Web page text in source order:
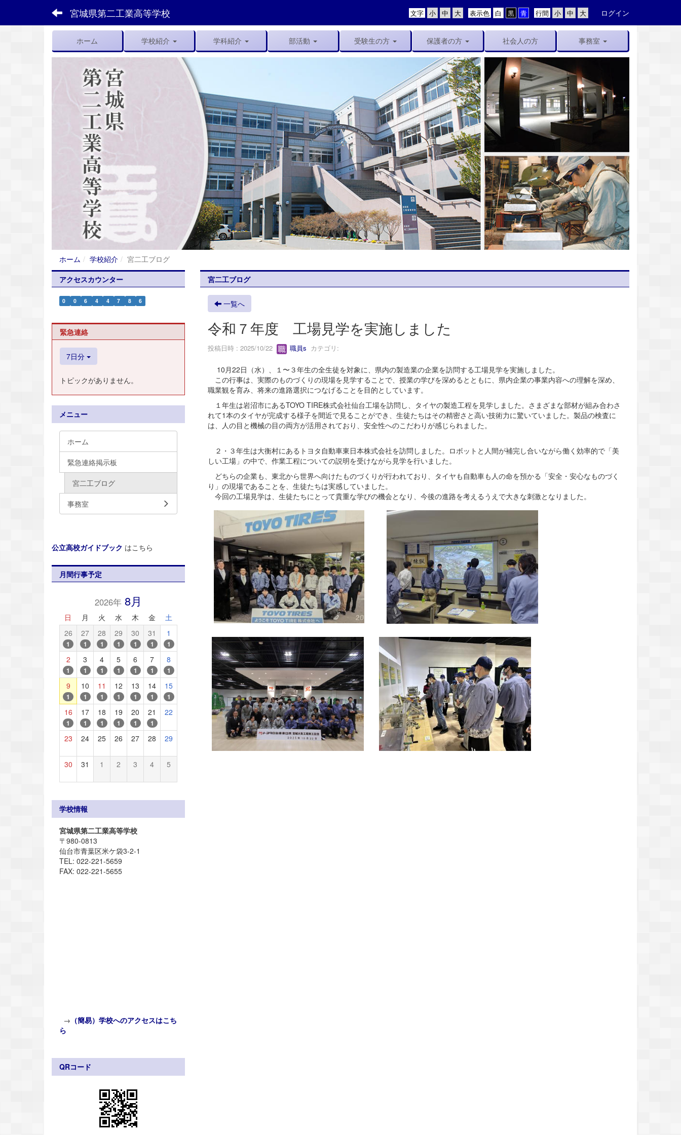
宮城県第二工業高等学校 行間
表示色
文字 ログイン
ホーム 学校紹介 学科紹介 部活動 受験生の方 保護者の方 社会人の方 事務室
ホーム 学校紹介
宮二工ブログ
宮二工ブログ
一覧へ
令和７年度 工場見学を実施しました
投稿日時 : 2025/10/22 職員s カテゴリ:
10月22日（水）、１〜３年生の全生徒を対象に、県内の製造業の企業を訪問する工場見学を実施しました。
この行事は、実際のものづくりの現場を見学することで、授業の学びを深めるとともに、県内企業の事業内容への理解を深め、
職業観を育み、将来の進路選択につなげることを目的としています。
１年生は岩沼市にあるTOYO TIRE株式会社仙台工場を訪問し、タイヤの製造工程を見学しました。さまざまな部材が組み合わさ
れて1本のタイヤが完成する様子を間近で見ることができ、生徒たちはその精密さと高い技術力に驚いていました。製品の検査に
は、人の目と機械の目の両方が活用されており、安全性へのこだわりが感じられました。
２・３年生は大衡村にあるトヨタ自動車東日本株式会社を訪問しました。ロボットと人間が補完し合いながら働く効率的で「美
しい工場」の中で、作業工程についての説明を受けながら見学を行いました。
どちらの企業も、東北から世界へ向けたものづくりが行われており、タイヤも自動車も人の命を預かる「安全・安心なものづく
り」の現場であることを、生徒たちは実感していました。
今回の工場見学は、生徒たちにとって貴重な学びの機会となり、今後の進路を考えるうえで大きな刺激となりました。
アクセスカウンター
0 0 6 4 4 7 8 6
緊急連絡
7日分
トピックがありません。
メニュー
ホーム
緊急連絡掲示板
宮二工ブログ
事務室
公立高校ガイドブック はこちら
月間行事予定
2026年8月
日 月 火 水 木 金 土
26
1
27
1
28
1
29
1
30
1
31
1
1
1
2
1
3
1
4
1
5
1
6
1
7
1
8
1
9
1
10
1
11
1
12
1
13
1
14
1
15
1
16
1
17
1
18
1
19
1
20
1
21
1
22
23 24 25 26 27 28 29
30 31 1 2 3 4 5
学校情報
宮城県第二工業高等学校
〒980-0813
仙台市青葉区米ケ袋3-2-1
TEL: 022-221-5659
FAX: 022-221-5655
→ （簡易）学校へのアクセスはこち
ら
QRコード